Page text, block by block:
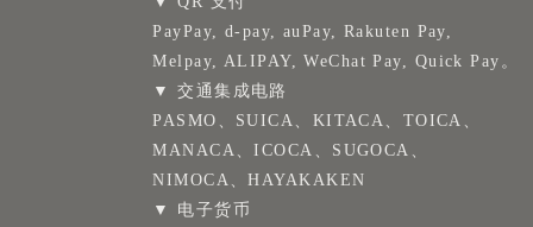
PayPay, d-pay, auPay, Rakuten Pay,
Melpay, ALIPAY, WeChat Pay, Quick Pay。
▼ 交通集成电路
PASMO、SUICA、KITACA、TOICA、
MANACA、ICOCA、SUGOCA、
NIMOCA、HAYAKAKEN
▼ 电子货币